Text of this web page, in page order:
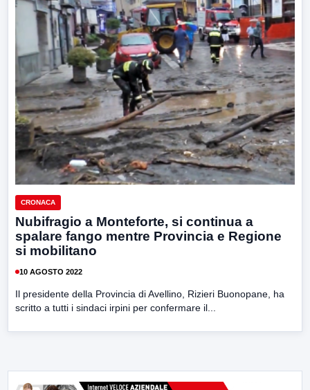
CRONACA
Nubifragio a Monteforte, si continua a
spalare fango mentre Provincia e Regione
si mobilitano
10 AGOSTO 2022
Il presidente della Provincia di Avellino, Rizieri Buonopane, ha
scritto a tutti i sindaci irpini per confermare il...